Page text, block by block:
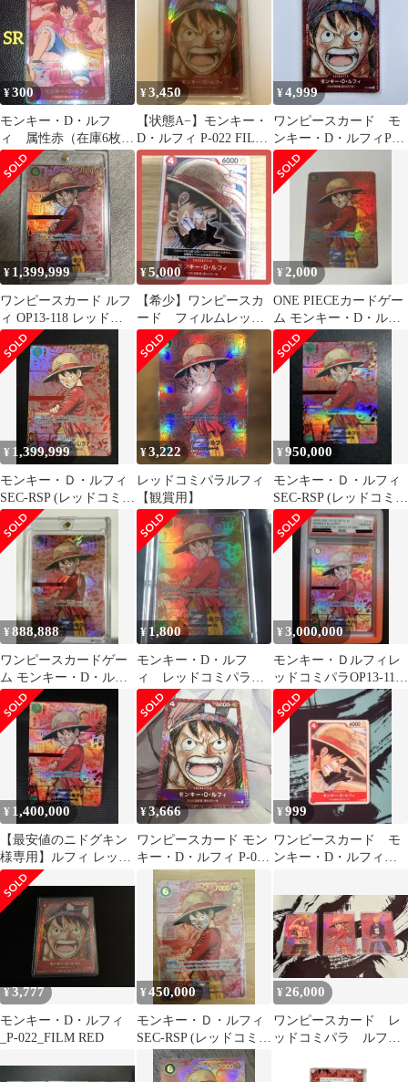
¥300
モンキー・D・ルフ
ィ 属性赤（在庫6枚)
ワンピースカード
¥3,450
【状態A−】モンキー・
D・ルフィ P-022 FILM
RED プロモ パラレル
¥4,999
ワンピースカード モ
ンキー・D・ルフィP-
022パラレル プロモ
FILM RED
¥ 1,399,999
ワンピースカード ルフ
ィ OP13-118 レッドコ
ミパラ
¥5,000
【希少】ワンピースカ
ード フィルムレッ
ド SAMPLE表記 ル
フィ
¥ 2,000
ONE PIECEカードゲー
ム モンキー・D・ルフ
ィ レッドコミパラ 展
示用
¥ 1,399,999
モンキー・Ｄ・ルフィ
SEC-RSP (レッドコミパ
ラ) [OP13-118]
¥3,222
レッドコミパラルフィ
【観賞用】
¥950,000
モンキー・Ｄ・ルフィ
SEC-RSP (レッドコミパ
ラ) [OP13-118]
¥888,888
ワンピースカードゲー
ム モンキー・D・ルフ
ィレッドコミパラ
¥ 1,800
モンキー・D・ルフ
ィ レッドコミパラ
観賞用
¥3,000,000
モンキー・Ｄルフィレ
ッドコミパラOP13-118
ブースターパック受け
継がれる意志
¥ 1,400,000
【最安値のニドグキン
様専用】ルフィ レッド
パラレル
¥3,666
ワンピースカード モン
キー・D・ルフィ P-022
FILM RED プロモ
¥999
ワンピースカード モ
ンキー・D・ルフィ
¥3,777
モンキー・D・ルフィ
_P-022_FILM RED
¥450,000
モンキー・Ｄ・ルフィ
SEC-RSP (レッドコミパ
ラ) [OP13-118]
¥ 26,000
ワンピースカード レ
ッドコミパラ ルフ